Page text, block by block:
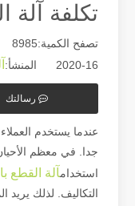
دليل 2026: كيف تُحدث آلات قطع أنابيب الألياف بالليزر ثورة في تصنيع الأنابيب في عالم تصنيع المعادن سريع التطور، لم تعد الكفاءة والدقة مجرد 'مزايا تنافسية' - بل أصبحت متطلبات البقاء. إذا كانت ورشتك لا تزال تعتمد على النشر التقليدي،
تكلفة آلة
تصفح الكمية:8985
16-2020 المنشأ:
رسالتك
عندما يستخدم
جدا. في معظم
استخدامآلة القطع
التكاليف. لذلك